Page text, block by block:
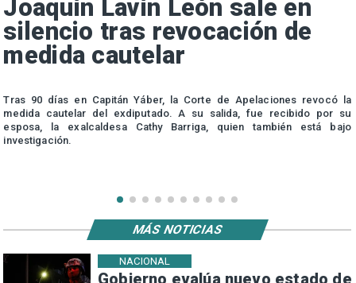
Joaquín Lavín León sale en
silencio tras revocación de
medida cautelar
Tras 90 días en Capitán Yáber, la Corte de Apelaciones revocó la
medida cautelar del exdiputado. A su salida, fue recibido por su
esposa, la exalcaldesa Cathy Barriga, quien también está bajo
investigación.
Gobierno evalúa nuevo estado de
NACIONAL
MÁS NOTICIAS